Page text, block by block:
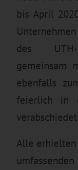
bis April
des UTH-
gemeinsam
ebenfalls
feierlich in
verabschiedet.
Alle erhielten